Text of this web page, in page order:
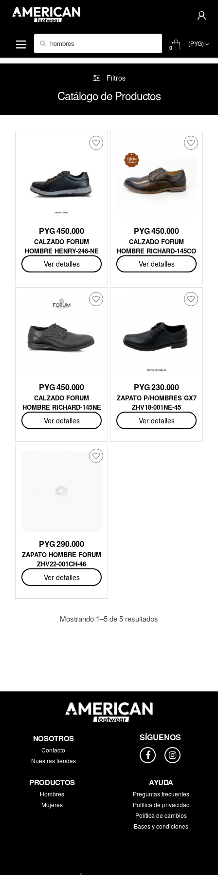
Buscar por:
0 (PYG)
Filtros
Catálogo de Productos
PYG 450.000
CALZADO FORUM
HOMBRE HENRY-246-NE
Ver detalles
PYG 450.000
CALZADO FORUM
HOMBRE RICHARD-145CO
Ver detalles
PYG 450.000
CALZADO FORUM
HOMBRE RICHARD-145NE
Ver detalles
PYG 230.000
ZAPATO P/HOMBRES GX7
ZHV18-001NE-45
Ver detalles
PYG 290.000
ZAPATO HOMBRE FORUM
ZHV22-001CH-46
Ver detalles
Mostrando 1–5 de 5 resultados
NOSOTROS
Contacto
Nuestras tiendas
SÍGUENOS
PRODUCTOS
Hombres
Mujeres
AYUDA
Preguntas frecuentes
Política de privacidad
Política de cambios
Bases y condiciones